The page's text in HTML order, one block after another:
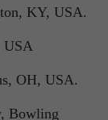
KY, USA.
OH, USA.
Bowling